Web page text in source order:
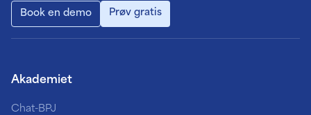
Book en demo Prøv gratis
Akademiet
Chat-BPJ